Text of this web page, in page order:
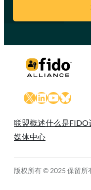
X LinkedIn
YouTube
联盟概述什么是FIDO
媒体中心
版权所有 © 2025 保留所